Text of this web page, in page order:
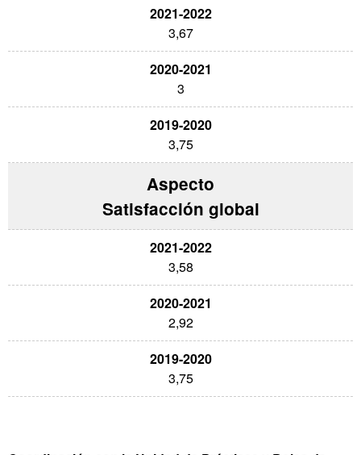
3,67
3
3,75
Satisfacción global
3,58
2,92
3,75